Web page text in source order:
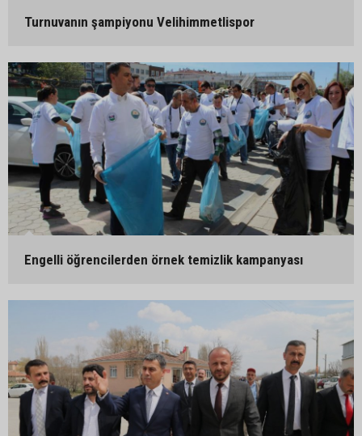
Turnuvanın şampiyonu Velihimmetlispor
Engelli öğrencilerden örnek temizlik kampanyası